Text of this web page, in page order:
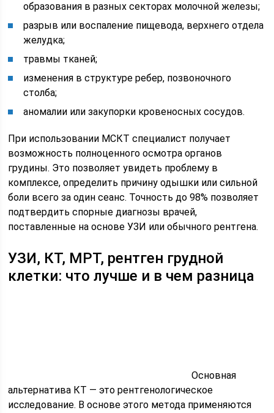
образования в разных секторах молочной железы;
разрыв или воспаление пищевода, верхнего отдела
желудка;
травмы тканей;
изменения в структуре ребер, позвоночного
столба;
аномалии или закупорки кровеносных сосудов.
При использовании МСКТ специалист получает
возможность полноценного осмотра органов
грудины. Это позволяет увидеть проблему в
комплексе, определить причину одышки или сильной
боли всего за один сеанс. Точность до 98% позволяет
подтвердить спорные диагнозы врачей,
поставленные на основе УЗИ или обычного рентгена.
УЗИ, КТ, МРТ, рентген грудной
клетки: что лучше и в чем разница
Основная
альтернатива КТ — это рентгенологическое
исследование. В основе этого метода применяются